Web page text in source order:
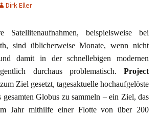
Dirk Eller
Satellitenaufnahmen, beispielsweise bei
sind üblicherweise Monate, wenn nicht
damit in der schnellebigen modernen
durchaus problematisch. Project
Ziel gesetzt, tagesaktuelle hochaufgelöste
gesamten Globus zu sammeln – ein Ziel, das
Jahr mithilfe einer Flotte von über 200